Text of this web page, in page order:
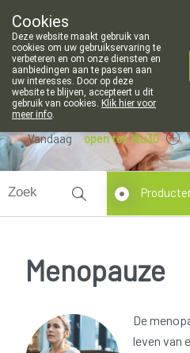
voor de apotheek in
011/88 14 74
Vandaag open tot 18u30
Menopauze
De
leven van
Cookies
Deze website maakt gebruik van
cookies om uw gebruikservaring te
verbeteren en om onze diensten en
aanbiedingen aan te passen aan
uw interesses. Door op deze
website te blijven, accepteert u dit
gebruik van cookies. Klik hier voor
meer info.